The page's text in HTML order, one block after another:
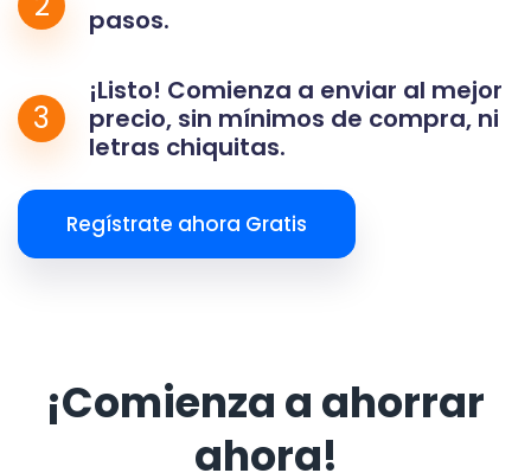
pasos.
3
¡Listo! Comienza a enviar al mejor
precio, sin mínimos de compra, ni
letras chiquitas.
Regístrate ahora Gratis
¡Comienza a ahorrar
ahora!